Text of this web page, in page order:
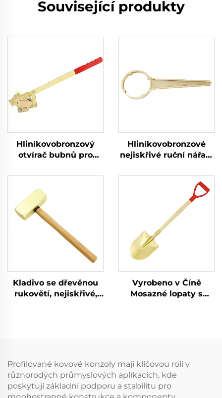
Související produkty
Hliníkovobronzový
otvírač bubnů pro
hořlavými látkami v
rámci petrolejářského
sektoru
Hliníkovobronzové
nejiskřivé ruční nářadí
sudům, možnost
výroby na míru
Kladivo se dřevěnou
rukovětí, nejiskřivé,
prostředích
Vyrobeno v Číně
Mosazné lopaty s
Profilované kovové konzoly mají klíčovou roli v
různorodých průmyslových aplikacích, kde
poskytují základní podporu a stabilitu pro